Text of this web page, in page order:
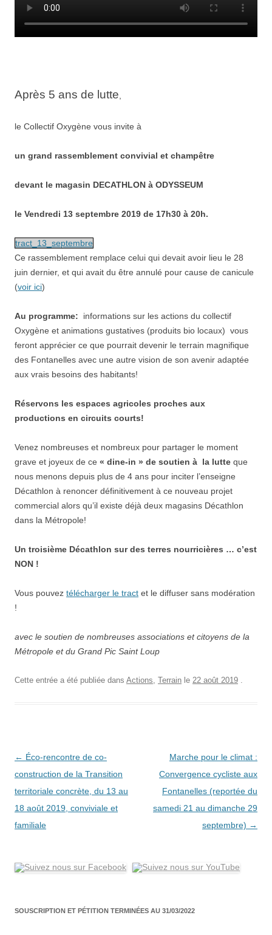
Après 5 ans de lutte
le Collectif Oxygène vous invite à
un grand rassemblement convivial et champêtre
devant le magasin DECATHLON à ODYSSEUM
le Vendredi 13 septembre 2019 de 17h30 à 20h.
tract_13_septembre
Ce rassemblement remplace celui qui devait avoir lieu le 28
juin dernier, et qui avait du être annulé pour cause de canicule
(voir ici)
Au programme: informations sur les actions du collectif
Oxygène et animations gustatives (produits bio locaux) vous
feront apprécier ce que pourrait devenir le terrain magnifique
des Fontanelles avec une autre vision de son avenir adaptée
aux vrais besoins des habitants!
Réservons les espaces agricoles proches aux
productions en circuits courts!
Venez nombreuses et nombreux pour partager le moment
grave et joyeux de ce « dine-in » de soutien à la lutte que
nous menons depuis plus de 4 ans pour inciter l’enseigne
Décathlon à renoncer définitivement à ce nouveau projet
commercial alors qu’il existe déjà deux magasins Décathlon
dans la Métropole!
Un troisième Décathlon sur des terres nourricières … c’est
NON !
Vous pouvez télécharger le tract et le diffuser sans modération
!
avec le soutien de nombreuses associations et citoyens de la
Métropole et du Grand Pic Saint Loup
Cette entrée a été publiée dans Actions, Terrain le 22 août 2019 .
Navigation
des
articles
← Éco-rencontre de co-
construction de la Transition
territoriale concrète, du 13 au
18 août 2019, conviviale et
familiale
Marche pour le climat :
Convergence cycliste aux
Fontanelles (reportée du
samedi 21 au dimanche 29
septembre) →
SOUSCRIPTION ET PÉTITION TERMINÉES AU 31/03/2022